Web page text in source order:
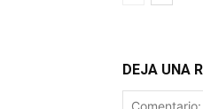
DEJA UNA